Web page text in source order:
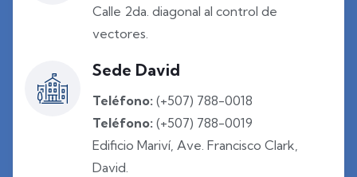
Calle 2da. diagonal al control de
vectores.
Sede David
Teléfono: (+507) 788-0018
Teléfono: (+507) 788-0019
Edificio Mariví, Ave. Francisco Clark,
David.